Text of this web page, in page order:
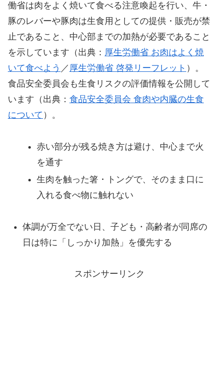
働省は肉をよく焼いて食べる注意喚起を行い、牛・
豚のレバーや豚肉は生食用としての提供・販売が禁
止であること、中心部までの加熱が必要であること
を示しています（出典： 厚生労働省 お肉はよく焼
いて食べよう ／ 厚生労働省 啓発リーフレット ）。
食品安全委員会も生食リスクの評価情報を公開して
います（出典： 食品安全委員会 食肉や内臓の生食
について ）。
赤い部分が残る焼き方は避け、中心まで火
を通す
生肉を触った箸・トングで、そのまま口に
入れる食べ物に触れない
体調が万全でない日、子ども・高齢者が同席の
日は特に「しっかり加熱」を優先する
スポンサーリンク